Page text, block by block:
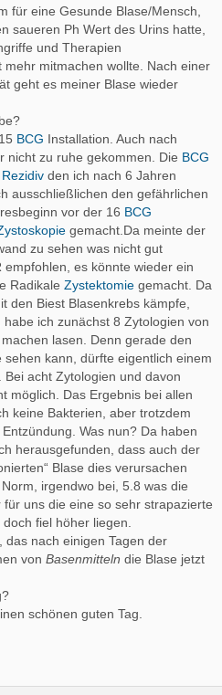
für eine Gesunde Blase/Mensch,
saueren Ph Wert des Urins hatte,
und Therapien
mitmachen wollte. Nach einer
geht es meiner Blase wieder
BCG Installation. Auch nach
nicht zu ruhe gekommen. Die BCG
Rezidiv den ich nach 6 Jahren
ausschließlichen den gefährlichen
vor der 16 BCG
gemacht.Da meinte der
zu sehen was nicht gut
es könnte wieder ein
Radikale Zystektomie gemacht. Da
den Biest Blasenkrebs kämpfe,
ich zunächst 8 Zytologien von
lasen. Denn gerade den
kann, dürfte eigentlich einem
acht Zytologien und davon
möglich. Das Ergebnis bei allen
keine Bakterien, aber trotzdem
Was nun? Da haben
herausgefunden, dass auch der
Blase dies verursachen
irgendwo bei, 5.8 was die
uns die eine so sehr strapazierte
fiel höher liegen.
das nach einigen Tagen der
von Basenmitteln die Blase jetzt
schönen guten Tag.